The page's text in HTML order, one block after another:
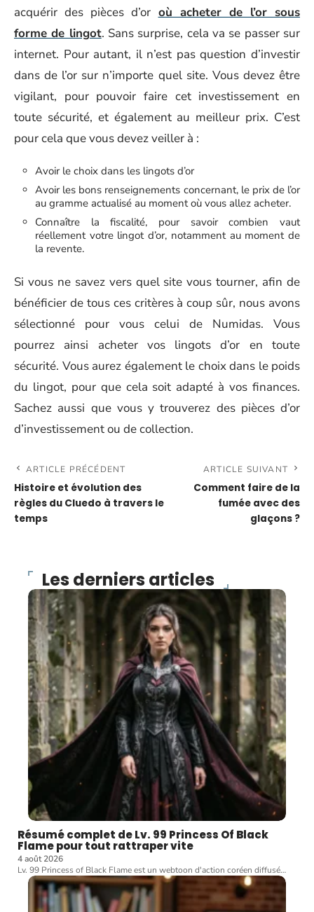
acquérir des pièces d’or où acheter de l’or sous
forme de lingot. Sans surprise, cela va se passer sur
internet. Pour autant, il n’est pas question d’investir
dans de l’or sur n’importe quel site. Vous devez être
vigilant, pour pouvoir faire cet investissement en
toute sécurité, et également au meilleur prix. C’est
pour cela que vous devez veiller à :
Avoir le choix dans les lingots d’or
Avoir les bons renseignements concernant, le prix de l’or
au gramme actualisé au moment où vous allez acheter.
Connaître la fiscalité, pour savoir combien vaut
réellement votre lingot d’or, notamment au moment de
la revente.
Si vous ne savez vers quel site vous tourner, afin de
bénéficier de tous ces critères à coup sûr, nous avons
sélectionné pour vous celui de Numidas. Vous
pourrez ainsi acheter vos lingots d’or en toute
sécurité. Vous aurez également le choix dans le poids
du lingot, pour que cela soit adapté à vos finances.
Sachez aussi que vous y trouverez des pièces d’or
d’investissement ou de collection.
ARTICLE PRÉCÉDENT
Histoire et évolution des
règles du Cluedo à travers le
temps
ARTICLE SUIVANT
Comment faire de la
fumée avec des
glaçons ?
Les derniers articles
Résumé complet de Lv. 99 Princess Of Black
Flame pour tout rattraper vite
4 août 2026
Lv. 99 Princess of Black Flame est un webtoon d'action coréen diffusé…